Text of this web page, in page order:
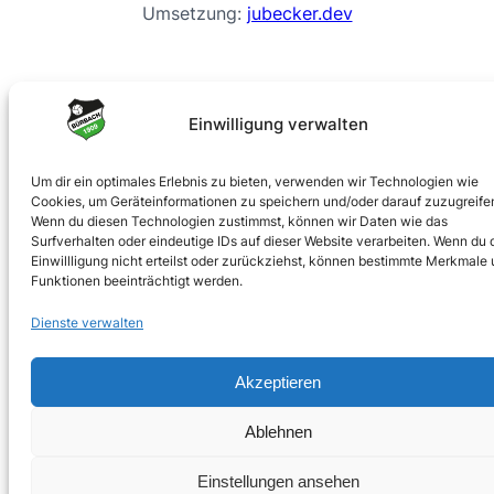
Einwilligung verwalten
Um dir ein optimales Erlebnis zu bieten, verwenden wir Technologien wie
Cookies, um Geräteinformationen zu speichern und/oder darauf
Wenn du diesen Technologien zustimmst, können wir Daten wie das
Surfverhalten oder eindeutige IDs auf dieser Website verarbeiten. Wenn du
Einwillligung nicht erteilst oder zurückziehst, können bestimmte Merkmale
Funktionen beeinträchtigt werden.
Dienste verwalten
Akzeptieren
Ablehnen
Einstellungen ansehen
Umsetzung: jubecker.dev